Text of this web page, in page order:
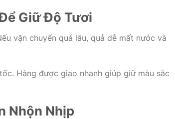
Giữ Độ Tươi
vận chuyển quá lâu, quả dễ mất nước và
Hàng được giao nhanh giúp giữ màu sắc
Nhộn Nhịp